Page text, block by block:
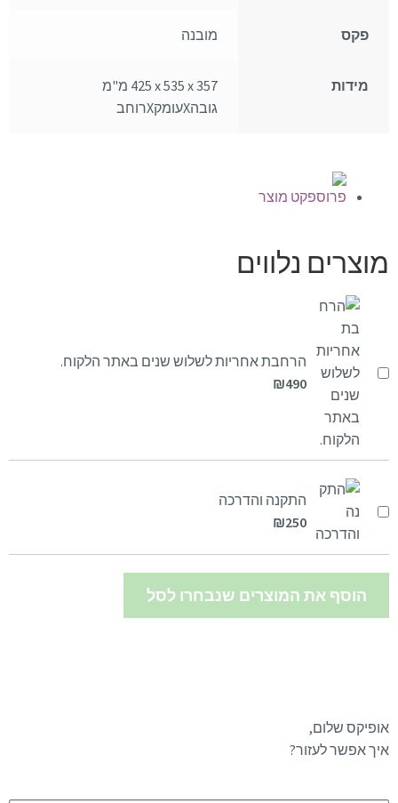
פקס מובנה
מידות
425‎ x 535 x 357 מ"מ
גובהXעומקXרוחב
פרוספקט מוצר
מוצרים נלווים
הרחבת אחריות לשלוש שנים באתר הלקוח.
₪490
התקנה והדרכה
₪250
הוסף את המוצרים שנבחרו לסל
אופיקס שלום,
איך אפשר לעזור?